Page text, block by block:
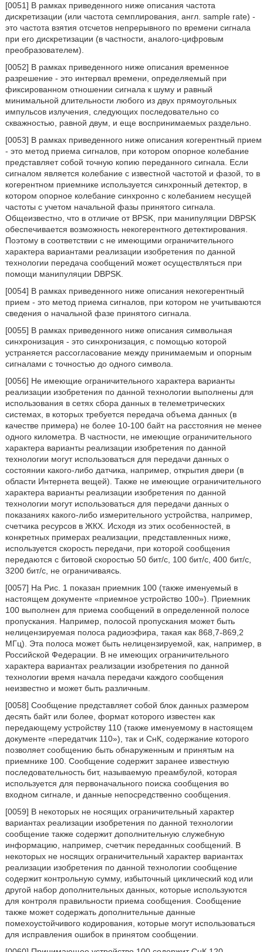
[0051] В рамках приведенного ниже описания частота
дискретизации (или частота семплирования, англ. sample rate) -
это частота взятия отсчетов непрерывного по времени сигнала
при его дискретизации (в частности, аналого-цифровым
преобразователем).
[0052] В рамках приведенного ниже описания временное
разрешение - это интервал времени, определяемый при
фиксированном отношении сигнала к шуму и равный
минимальной длительности любого из двух прямоугольных
импульсов излучения, следующих последовательно со
скважностью, равной двум, и еще воспринимаемых раздельно.
[0053] В рамках приведенного ниже описания когерентный прием
- это метод приема сигналов, при котором опорное колебание
представляет собой точную копию переданного сигнала. Если
сигналом является колебание с известной частотой и фазой, то в
когерентном приемнике используется синхронный детектор, в
котором опорное колебание синхронно с колебанием несущей
частоты с учетом начальной фазы принятого сигнала.
Общеизвестно, что в отличие от BPSK, при манипуляции DBPSK
обеспечивается возможность некогерентного детектирования.
Поэтому в соответствии с не имеющими ограничительного
характера вариантами реализации изобретения по данной
технологии передача сообщений может осуществляться при
помощи манипуляции DBPSK.
[0054] В рамках приведенного ниже описания некогерентный
прием - это метод приема сигналов, при котором не учитываются
сведения о начальной фазе принятого сигнала.
[0055] В рамках приведенного ниже описания символьная
синхронизация - это синхронизация, с помощью которой
устраняется рассогласование между принимаемым и опорным
сигналами с точностью до одного символа.
[0056] Не имеющие ограничительного характера варианты
реализации изобретения по данной технологии выполнены для
использования в сетях сбора данных в телеметрических
системах, в которых требуется передача объема данных (в
качестве примера) не более 10-100 байт на расстояния не менее
одного километра. В частности, не имеющие ограничительного
характера варианты реализации изобретения по данной
технологии могут использоваться для передачи данных о
состоянии какого-либо датчика, например, открытия двери (в
области Интернета вещей). Также не имеющие ограничительного
характера варианты реализации изобретения по данной
технологии могут использоваться для передачи данных о
показаниях какого-либо измерительного устройства, например,
счетчика ресурсов в ЖКХ. Исходя из этих особенностей, в
конкретных примерах реализации, представленных ниже,
используется скорость передачи, при которой сообщения
передаются с битовой скоростью 50 бит/с, 100 бит/с, 400 бит/с,
3200 бит/с, не ограничиваясь.
[0057] На Рис. 1 показан приемник 100 (также именуемый в
настоящем документе «приемное устройство 100»). Приемник
100 выполнен для приема сообщений в определенной полосе
пропускания. Например, полосой пропускания может быть
нелицензируемая полоса радиоэфира, такая как 868,7-869,2
МГц). Эта полоса может быть нелицензируемой, как, например, в
Российской Федерации. В не имеющих ограничительного
характера вариантах реализации изобретения по данной
технологии время начала передачи каждого сообщения
неизвестно и может быть различным.
[0058] Сообщение представляет собой блок данных размером
десять байт или более, формат которого известен как
передающему устройству 110 (также именуемому в настоящем
документе «передатчик 110»), так и СнК, содержание которого
позволяет сообщению быть обнаруженным и принятым на
приемнике 100. Сообщение содержит заранее известную
последовательность бит, называемую преамбулой, которая
используется для первоначального поиска сообщения во
входном сигнале, и данные непосредственно сообщения.
[0059] В некоторых не носящих ограничительный характер
вариантах реализации изобретения по данной технологии
сообщение также содержит дополнительную служебную
информацию, например, счетчик переданных сообщений. В
некоторых не носящих ограничительный характер вариантах
реализации изобретения по данной технологии сообщение
содержит контрольную сумму, избыточный циклический код или
другой набор дополнительных данных, которые используются
для контроля правильности приема сообщения. Сообщение
также может содержать дополнительные данные
помехоустойчивого кодирования, которые могут использоваться
для исправления ошибок в принятом сообщении.